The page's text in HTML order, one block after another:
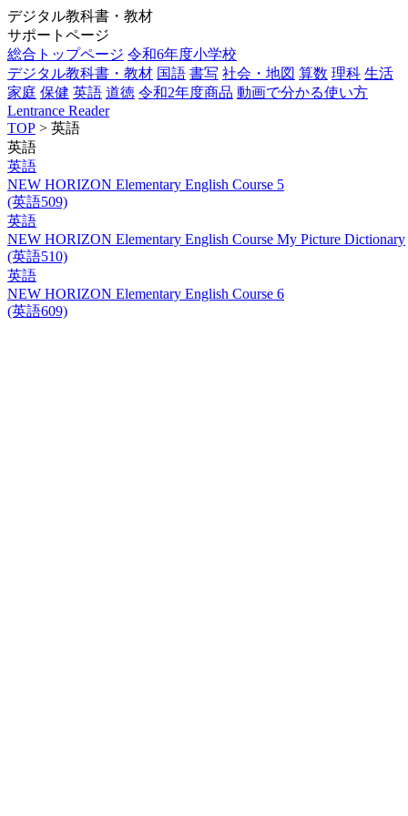
デジタル教科書・教材
サポートページ
総合トップページ 令和6年度小学校
デジタル教科書・教材 国語 書写 社会・地図 算数 理科 生活
家庭 保健 英語 道徳 令和2年度商品 動画で分かる使い方
Lentrance Reader
TOP > 英語
英語
英語
NEW HORIZON Elementary English Course 5
(英語509)
英語
NEW HORIZON Elementary English Course My Picture Dictionary
(英語510)
英語
NEW HORIZON Elementary English Course 6
(英語609)